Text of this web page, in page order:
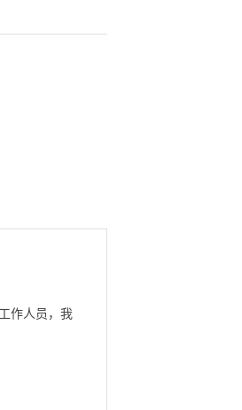
作人员，我